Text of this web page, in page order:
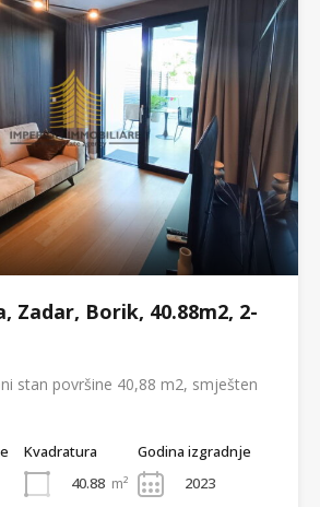
Zadar, Borik, 40.88m2, 2-
stan površine 40,88 m2, smješten
Kvadratura
40.88 m²
Godina izgradnje
2023